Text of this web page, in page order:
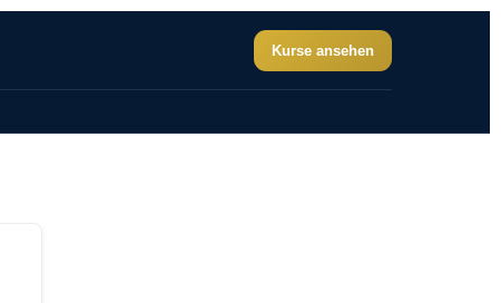
Kurse ansehen